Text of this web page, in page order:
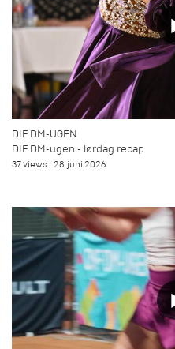
DIF DM-UGEN
DIF DM-ugen - lørdag recap
37 views 28. juni 2026